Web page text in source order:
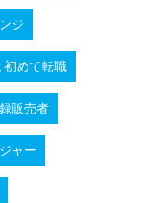
ジ
初めて転職
販売者
ャー